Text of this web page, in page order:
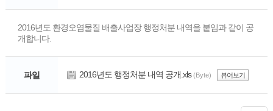
2016년도 환경오염물질 배출사업장 행정처분 내역을 붙임과 같이 공
개합니다.
파일 2016년도 행정처분 내역 공개.xls (Byte) 뷰어보기